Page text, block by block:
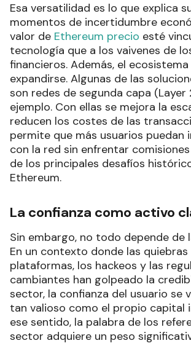
Esa versatilidad es lo que explica
momentos de incertidumbre
valor de Ethereum precio esté
tecnología que a los vaivenes de
financieros. Además, el
expandirse. Algunas de las
son redes de segunda capa (Layer
ejemplo. Con ellas se mejora la
reducen los costes de las
permite que más usuarios puedan
con la red sin enfrentar
de los principales desafíos
Ethereum.
La confianza como activo
Sin embargo, no todo depende de
En un contexto donde las quiebras
plataformas, los hackeos y las
cambiantes han golpeado la
sector, la confianza del usuario se
tan valioso como el propio capital
ese sentido, la palabra de los
sector adquiere un peso